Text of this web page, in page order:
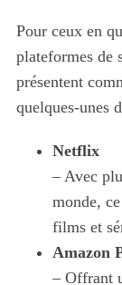
Pour ceux en
plateformes de
présentent
quelques-unes
Netflix
– Avec
monde,
films et
Amazon
– Offrant